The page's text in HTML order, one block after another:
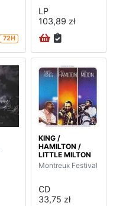
72H
LP
103,89 zł
KING /
HAMILTON /
LITTLE MILTON
Montreux Festival
CD
33,75 zł